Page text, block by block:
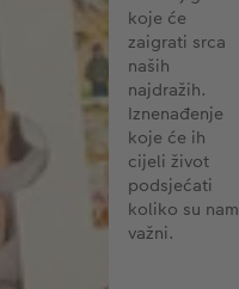
koje će
zaigrati srca
naših
najdražih.
Iznenađenje
koje će ih
cijeli život
podsjećati
koliko su nam
važni.